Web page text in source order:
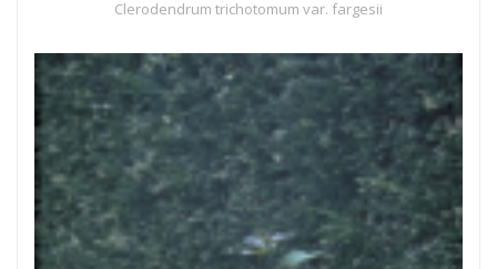
Clerodendrum trichotomum var. fargesii